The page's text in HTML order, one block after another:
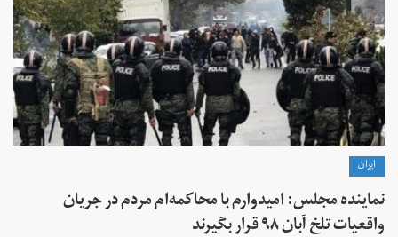
ايران
نماینده مجلس: امیدوارم با محاکمه‌ام مردم در جریان
واقعیات تلخ آبان ۹۸ قرار بگیرند